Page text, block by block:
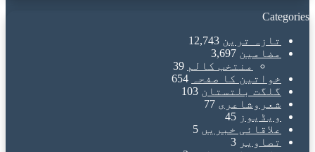
Categories
تازہ ترین 12,743
مضامین 3,697
منتخب کالم 39
خواتین کا صفحہ
654
گلگت بلتستان 103
شعروشاعری 77
ویڈیوز 45
علاقائی خبریں 5
تصاویر 3